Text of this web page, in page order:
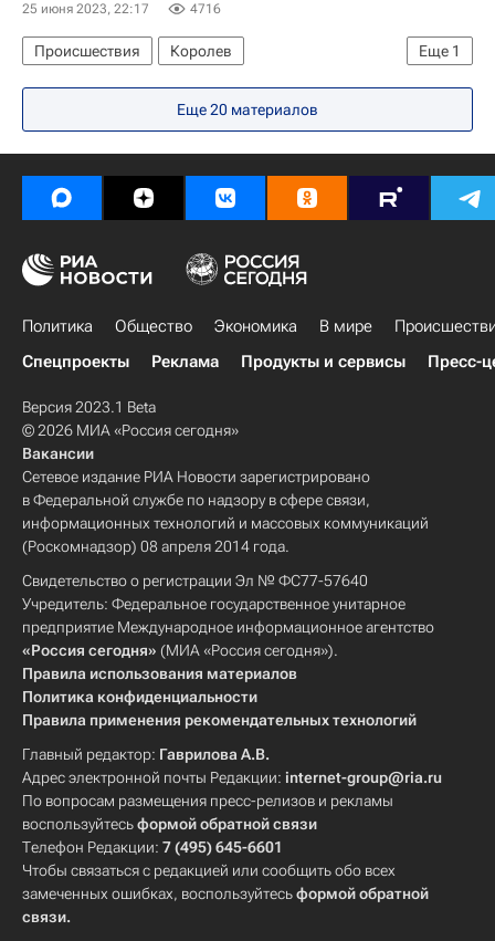
25 июня 2023, 22:17 4716
Еще 1
Происшествия
Королев
МЧС России (Министерство РФ по делам гражданской обороны, чрезвычайным ситуациям и ликвидации последствий стихийных бедствий)
Еще 20 материалов
Политика Общество Экономика В мире
Спецпроекты
Реклама Продукты и сервисы Пресс-
Версия 2023.1 Beta
© 2026 МИА «Россия сегодня»
Вакансии
Сетевое издание РИА Новости зарегистрировано
в Федеральной службе по надзору в сфере связи,
информационных технологий и массовых коммуникаций
(Роскомнадзор) 08 апреля 2014 года.
Свидетельство о регистрации Эл № ФС77-57640
Учредитель: Федеральное государственное унитарное
предприятие Международное информационное агентство
«Россия сегодня» (МИА «Россия сегодня»).
Правила использования материалов
Политика конфиденциальности
Правила применения рекомендательных технологий
Главный редактор: Гаврилова А.В.
Адрес электронной почты Редакции: internet-group@ria.ru
По вопросам размещения пресс-релизов и рекламы
воспользуйтесьформой обратной связи
Телефон Редакции: 7 (495) 645-6601
Чтобы связаться с редакцией или сообщить обо всех
замеченных ошибках, воспользуйтесьформой обратной
связи.